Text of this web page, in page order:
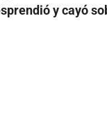
y cayó